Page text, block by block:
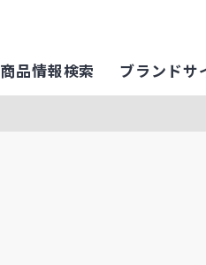
商品情報検索 ブランドサ